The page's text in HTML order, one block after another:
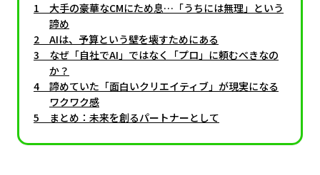
大手の豪華なCMにため息…「うちには無理」という
諦め
AIは、予算という壁を壊すためにある
なぜ「自社でAI」ではなく「プロ」に頼むべきなの
か？
諦めていた「面白いクリエイティブ」が現実になる
ワクワク感
まとめ：未来を創るパートナーとして